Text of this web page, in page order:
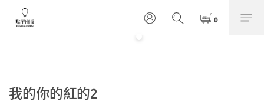
我的你的紅的2